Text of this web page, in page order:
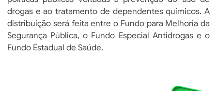
drogas e ao tratamento de dependentes químicos. A
distribuição será feita entre o Fundo para Melhoria da
Segurança Pública, o Fundo Especial Antidrogas e o
Fundo Estadual de Saúde.